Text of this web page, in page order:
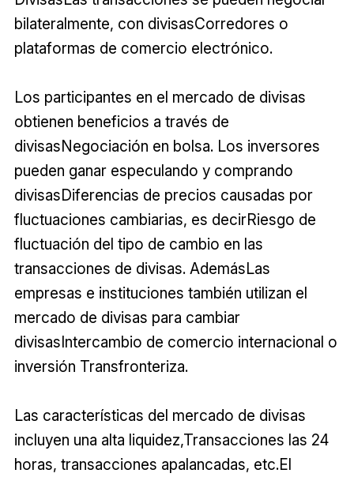
bilateralmente, con divisasCorredores o
plataformas de comercio electrónico.
Los participantes en el mercado de divisas
obtienen beneficios a través de
divisasNegociación en bolsa. Los inversores
pueden ganar especulando y comprando
divisasDiferencias de precios causadas por
fluctuaciones cambiarias, es decirRiesgo de
fluctuación del tipo de cambio en las
transacciones de divisas. AdemásLas
empresas e instituciones también utilizan el
mercado de divisas para cambiar
divisasIntercambio de comercio internacional o
inversión Transfronteriza.
Las características del mercado de divisas
incluyen una alta liquidez,Transacciones las 24
horas, transacciones apalancadas, etc.El